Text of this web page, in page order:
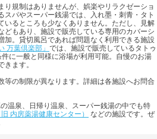
り規制はありませんが、娯楽やリラクゼーショ
スパやスーパー銭湯では、入れ墨・刺青・タト
いるところも少なくありません。ただし、見解
どもあり、施設で販売している専用のカバーシ
加。貸切風呂であれば問題なく利用できる施設
万葉倶楽部」 では、施設で販売しているタトゥ
に一般と同様に浴場が利用可能。自慢のお湯
ます。
の制限が異なります。詳細は各施設へお問合
温泉、日帰り温泉、スーパー銭湯の中でも特
内房薬湯健康センター）
などの施設です。ぜ